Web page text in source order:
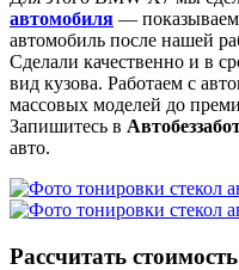
автомобиля — показываем
автомобиль после нашей
Сделали качественно и в
вид кузова. Работаем с
массовых моделей до
Запишитесь в
авто.
Рассчитать стоимость